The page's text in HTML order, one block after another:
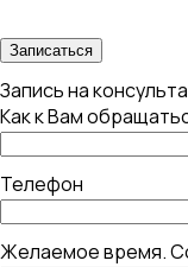
Запись на
Как к Вам
Телефон
Желаемое время.